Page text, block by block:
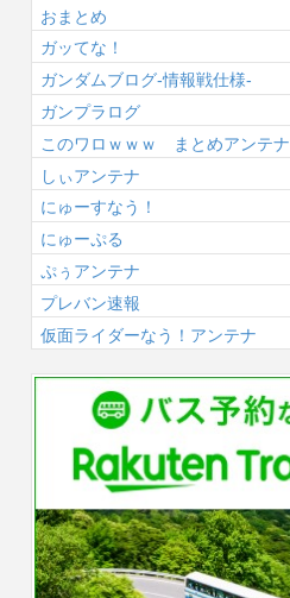
おまとめ
ガッてな！
ガンダムブログ-情報戦仕様-
ガンプラログ
このワロｗｗｗ まとめアンテナ
しぃアンテナ
にゅーすなう！
にゅーぷる
ぷぅアンテナ
プレバン速報
仮面ライダーなう！アンテナ